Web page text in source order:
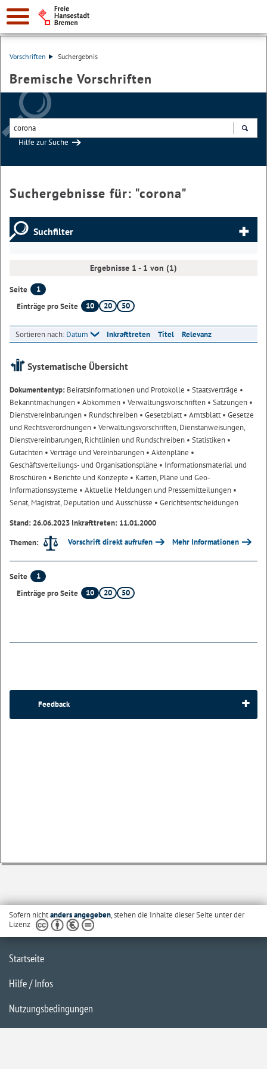
Vorschriften Suchergebnis
Bremische Vorschriften
Hilfe zur Suche
Suchergebnisse für: "corona"
Suchfilter
Ergebnisse 1 - 1 von (1)
Seite
1
Einträge pro Seite
10 20 50
Sortieren nach: Datum Inkrafttreten Titel Relevanz
Systematische Übersicht
Dokumententyp: Beiratsinformationen und Protokolle • Staatsverträge •
Bekanntmachungen • Abkommen • Verwaltungsvorschriften • Satzungen •
Dienstvereinbarungen • Rundschreiben • Gesetzblatt• Amtsblatt• Gesetze
und Rechtsverordnungen • Verwaltungsvorschriften, Dienstanweisungen,
Dienstvereinbarungen, Richtlinien und Rundschreiben • Statistiken •
Gutachten • Verträge und Vereinbarungen • Aktenpläne •
Geschäftsverteilungs- und Organisationspläne • Informationsmaterial und
Broschüren • Berichte und Konzepte • Karten, Pläne und Geo-
Informationssysteme • Aktuelle Meldungen und Pressemitteilungen •
Senat, Magistrat, Deputation und Ausschüsse • Gerichtsentscheidungen
Stand: 26.06.2023 Inkrafttreten: 11.01.2000
Themen:
Vorschrift direkt aufrufen Mehr Informationen
Seite
1
Einträge pro Seite
10 20 50
Feedback
Sofern nichtanders angegeben, stehen die Inhalte dieser Seite unter der
Lizenz
Startseite
Hilfe / Infos
Nutzungsbedingungen